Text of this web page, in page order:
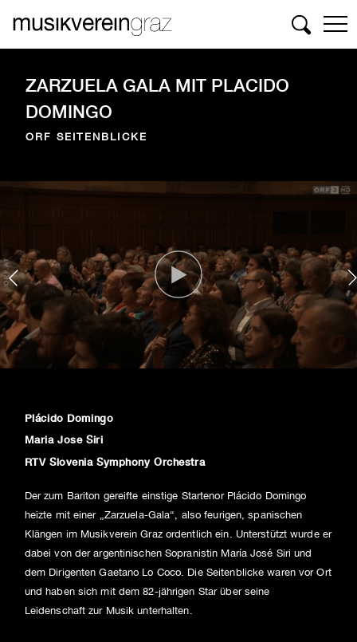
Suchen
ZARZUELA GALA MIT PLACIDO
DOMINGO
ORF SEITENBLICKE
Plácido Domingo
Maria Jose Siri
RTV Slovenia Symphony Orchestra
Der zum Bariton gereifte einstige Startenor Plácido Domingo
heizte mit einer „Zarzuela-Gala“, also feurigen, spanischen
Klängen im Musikverein Graz ordentlich ein. Unterstützt wurde er
dabei von der argentinischen Sopranistin María José Siri und
dem Dirigenten Gaetano Lo Coco. Die Seitenblicke waren vor Ort
und haben sich mit dem 82-jährigen Star über seine
Leidenschaft zur Musik unterhalten.